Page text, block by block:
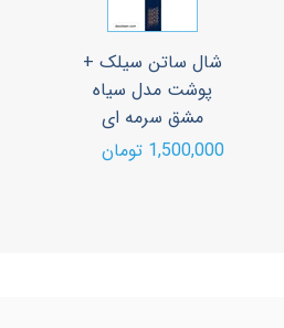
شال ساتن سیلک +
پوشت مدل سیاه
مشق سرمه ای
1,500,000 تومان